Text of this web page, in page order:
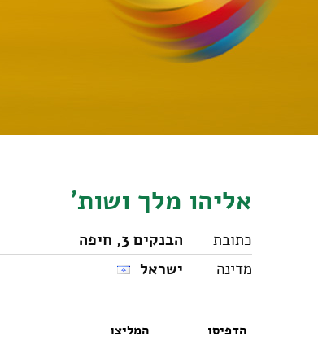
אליהו מלך ושות'
כתובת
הבנקים 3, חיפה
מדינה
ישראל
הדפיסו המליצו